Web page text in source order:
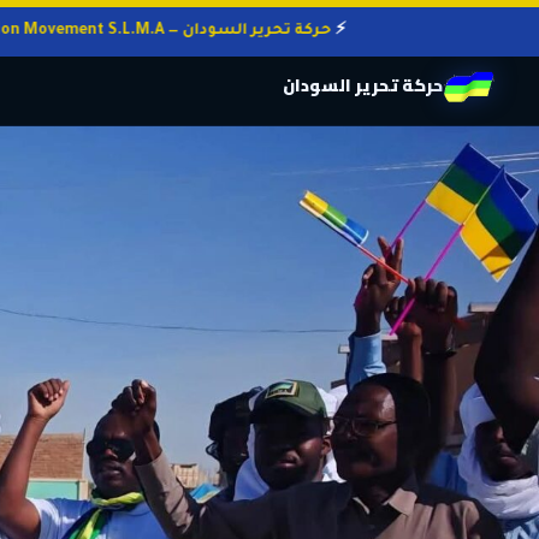
حركة تحرير السودان — Sudan Liberation Movement S.L.M.A
حركة تحرير السودان